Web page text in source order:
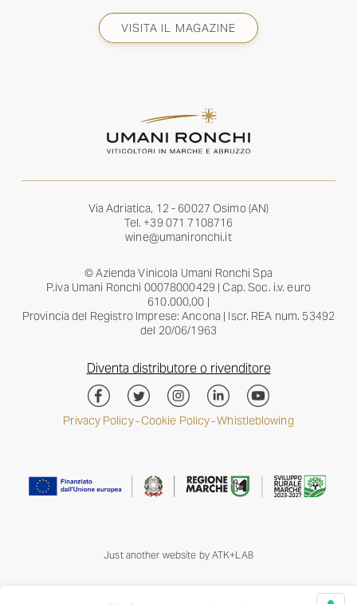
VISITA IL MAGAZINE
Via Adriatica, 12 - 60027 Osimo (AN)
Tel. +39 071 7108716
wine@umanironchi.it
© Azienda Vinicola Umani Ronchi Spa
P.iva Umani Ronchi 00078000429 | Cap. Soc. i.v. euro
610.000,00 |
Provincia del Registro Imprese: Ancona | Iscr. REA num. 53492
del 20/06/1963
Diventa distributore o rivenditore
Privacy Policy–Cookie Policy–Whistleblowing
Just another website by ATK+LAB